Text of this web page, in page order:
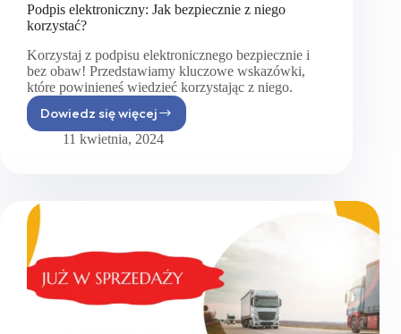
Podpis elektroniczny: Jak bezpiecznie z niego
korzystać?
Korzystaj z podpisu elektronicznego bezpiecznie i
bez obaw! Przedstawiamy kluczowe wskazówki,
które powinieneś wiedzieć korzystając z niego.
Dowiedz się więcej
Podpis
elektroniczny:
11 kwietnia, 2024